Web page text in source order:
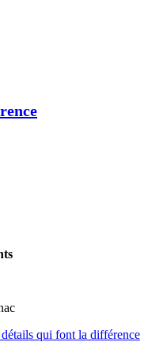
qui font la différence